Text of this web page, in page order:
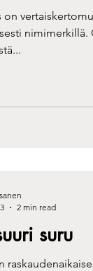
on
Olimme ehtineet kärsiä
suru
2 min read